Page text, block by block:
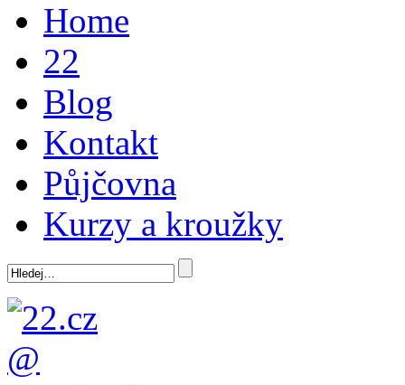
Home
22
Blog
Kontakt
Půjčovna
Kurzy a kroužky